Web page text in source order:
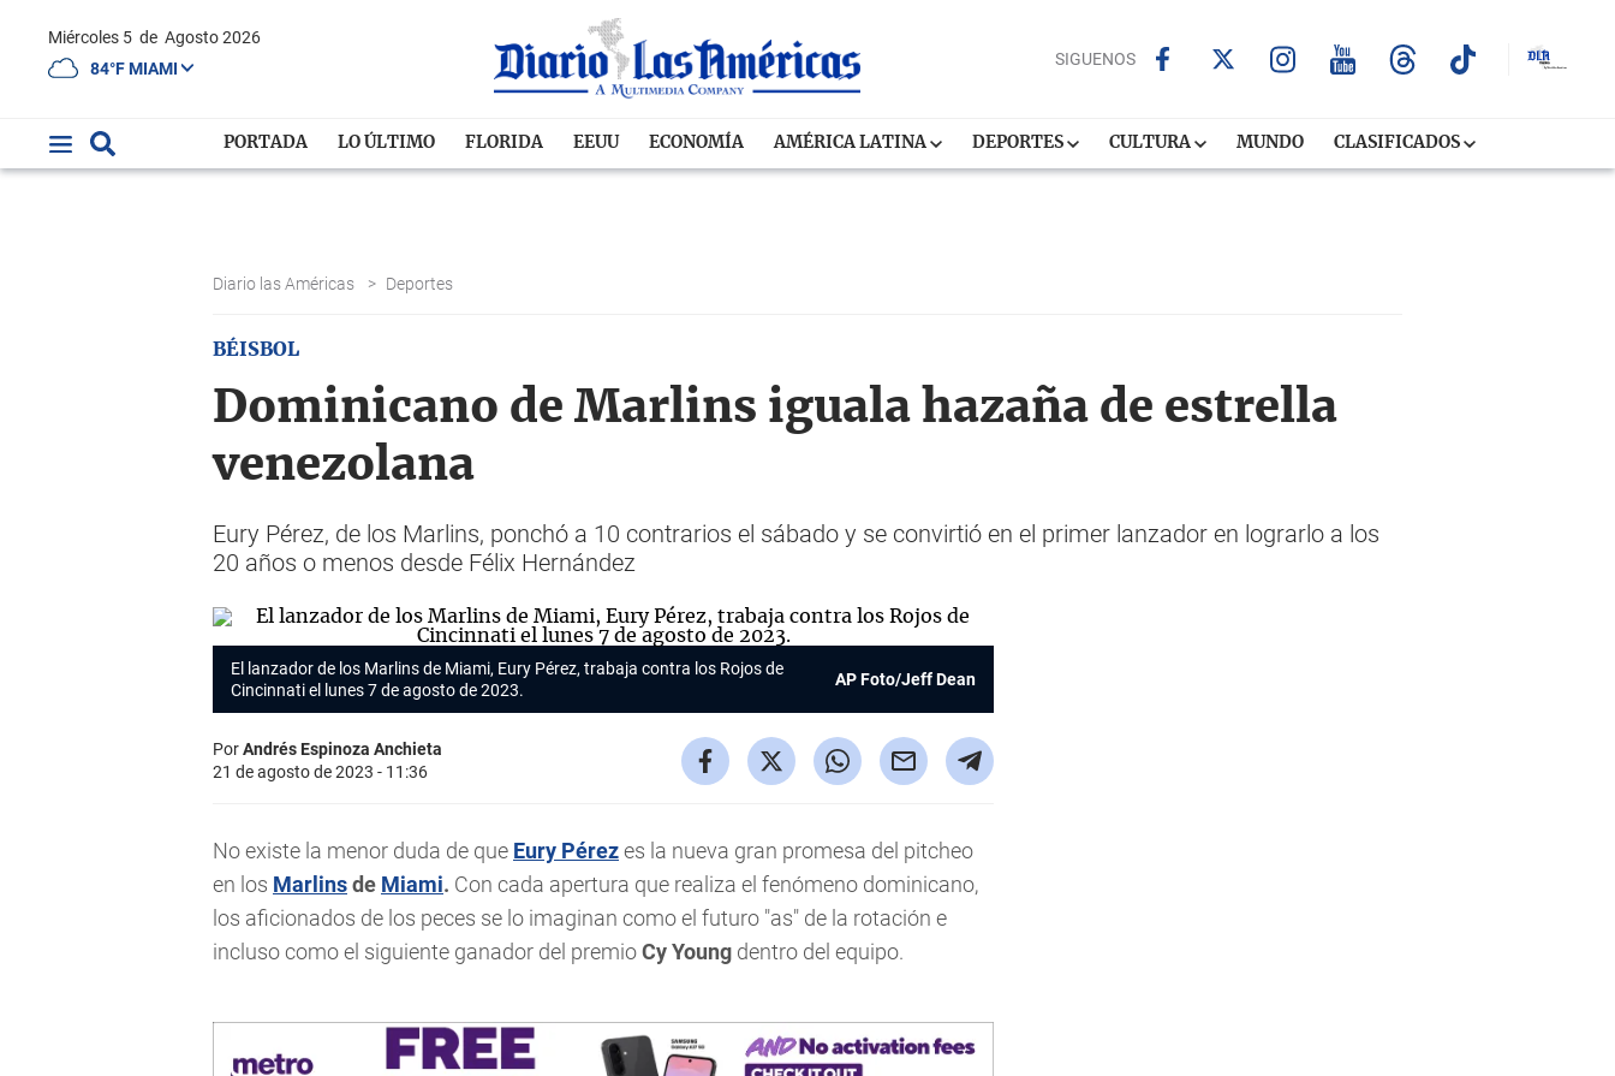
Miércoles 5 de Agosto 2026
84°F MIAMI
SIGUENOS
PORTADA LO ÚLTIMO FLORIDA EEUU ECONOMÍA AMÉRICA LATINA DEPORTES CULTURA MUNDO CLASIFICADOS
Diario las Américas > Deportes
BÉISBOL
Dominicano de Marlins iguala hazaña de estrella
venezolana
Eury Pérez, de los Marlins, ponchó a 10 contrarios el sábado y se convirtió en el primer lanzador en lograrlo a los
20 años o menos desde Félix Hernández
El lanzador de los Marlins de Miami, Eury Pérez, trabaja contra los Rojos de
Cincinnati el lunes 7 de agosto de 2023.
AP Foto/Jeff Dean
PorAndrés Espinoza Anchieta
21 de agosto de 2023 - 11:36
No existe la menor duda de que Eury Pérezes la nueva gran promesa del pitcheo
en los Marlinsde Miami. Con cada apertura que realiza el fenómeno dominicano,
los aficionados de los peces se lo imaginan como el futuro "as" de la rotación e
incluso como el siguiente ganador del premioCy Young dentro del equipo.